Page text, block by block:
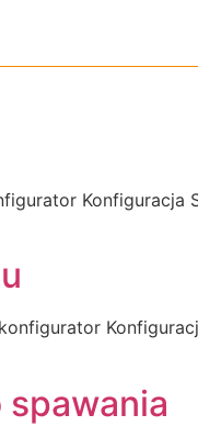
Konfiguracja